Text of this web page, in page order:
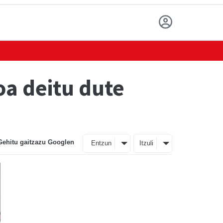
deitu dute
gaitzazu Googlen Entzun Itzuli